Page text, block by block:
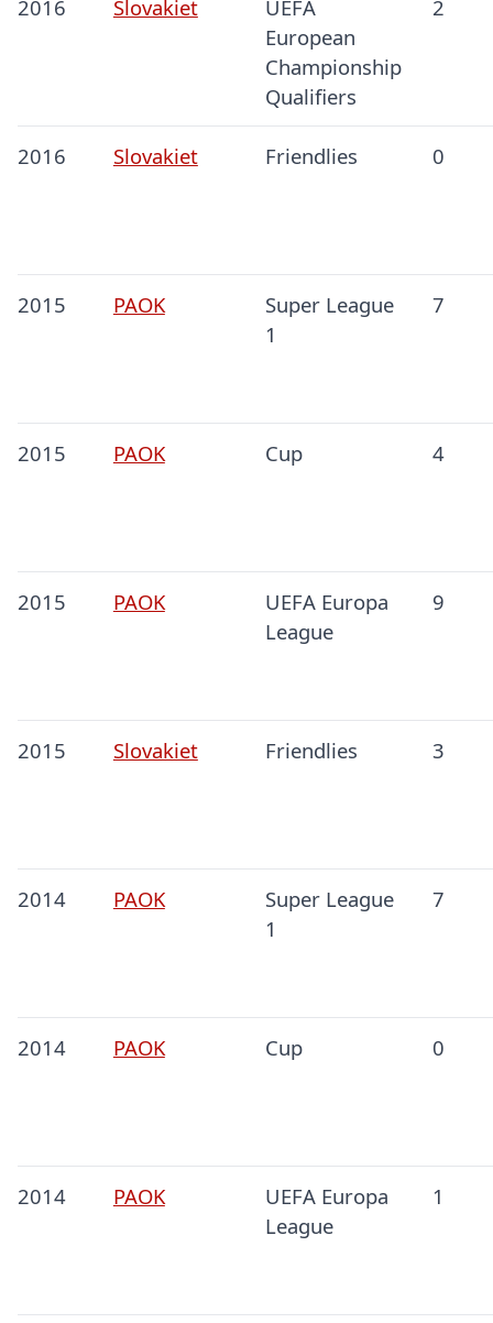
2016 Slovakiet
UEFA
European
Championship
Qualifiers
2
2016 Slovakiet Friendlies 0
2015 PAOK
Super League
1
7
2015 PAOK Cup 4
2015 PAOK
UEFA Europa
League
9
2015 Slovakiet Friendlies 3
2014 PAOK
Super League
1
7
2014 PAOK Cup 0
2014 PAOK
UEFA Europa
League
1